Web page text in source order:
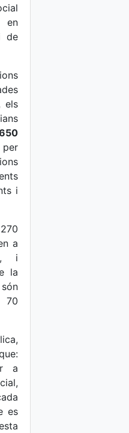
en
de
els
i
a
i
la
70
a
es